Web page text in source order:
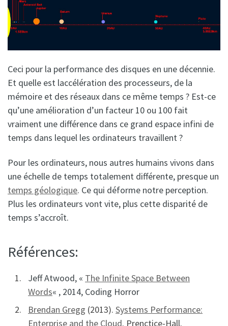
Ceci pour la performance des disques en une décennie.
Et quelle est laccélération des processeurs, de la
mémoire et des réseaux dans ce même temps ? Est-ce
qu’une amélioration d’un facteur 10 ou 100 fait
vraiment une différence dans ce grand espace infini de
temps dans lequel les ordinateurs travaillent ?
Pour les ordinateurs, nous autres humains vivons dans
une échelle de temps totalement différente, presque un
temps géologique. Ce qui déforme notre perception.
Plus les ordinateurs vont vite, plus cette disparité de
temps s’accroît.
Références:
Jeff Atwood, « The Infinite Space Between
Words« , 2014, Coding Horror
Brendan Gregg (2013). Systems Performance:
Enterprise and the Cloud. Prenctice-Hall.